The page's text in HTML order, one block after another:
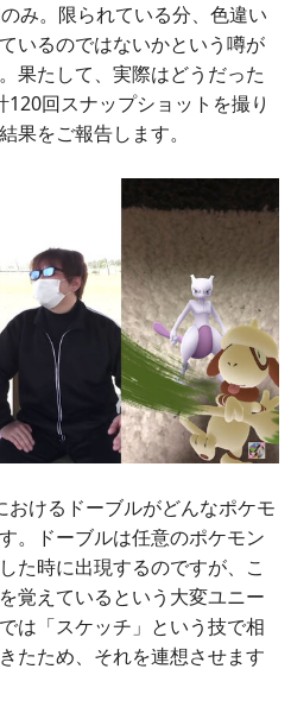
み。限られている分、色違い
いるのではないかという噂が
果たして、実際はどうだった
回スナップショットを撮り
果をご報告します。
けるドーブルがどんなポケモ
。ドーブルは任意のポケモン
た時に出現するのですが、こ
覚えているという大変ユニー
は「スケッチ」という技で相
たため、それを連想させます